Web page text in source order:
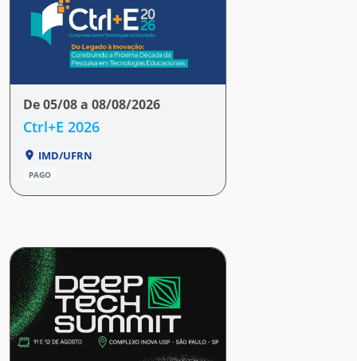
De 05/08 a 08/08/2026
Ctrl+E 2026
IMD/UFRN
PAGO